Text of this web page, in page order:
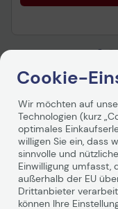
Cookie-
Wir möchten auf
Technologien (kurz
optimales
willigen Sie ein, dass
sinnvolle und
Einwilligung umfasst,
außerhalb der EU
Drittanbieter
können Ihre